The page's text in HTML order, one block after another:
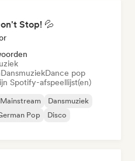
Stop! 💦
DansmuziekDance pop
Spotify-afspeellijst(en)
Dansmuziek
Pop
Disco